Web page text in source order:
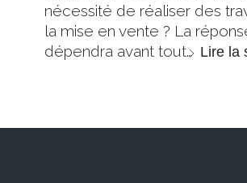
nécessité de réaliser des
la mise en vente ? La
dépendra avant tout… Lire la